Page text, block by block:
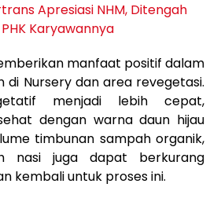
Apresiasi NHM, Ditengah
PHK Karyawannya
manfaat positif dalam
di Nursery dan area revegetasi.
menjadi lebih cepat,
dengan warna daun hijau
timbunan sampah organik,
nasi juga dapat berkurang
kembali untuk proses ini.